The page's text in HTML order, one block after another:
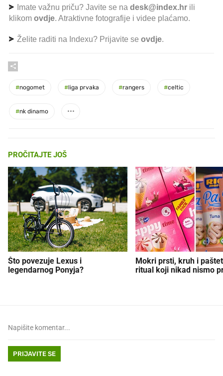
Imate važnu priču? Javite se na desk@index.hr ili
klikom ovdje. Atraktivne fotografije i videe plaćamo.
Želite raditi na Indexu? Prijavite se ovdje.
#nogomet #liga prvaka #rangers #celtic
#nk dinamo
PROČITAJTE JOŠ
Što povezuje Lexus i
legendarnog Ponyja?
Mokri prsti, kruh i
ritual koji nikad nismo
PRIJAVITE SE